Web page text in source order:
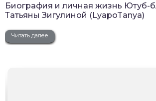
Биография и личная жизнь Ютуб-
Татьяны Зигулиной (LyapoTanya)
Читать далее